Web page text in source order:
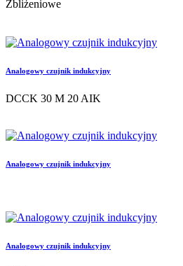
Zbliżeniowe
Analogowy czujnik indukcyjny
DCCK 30 M 20 AIK
Analogowy czujnik indukcyjny
Analogowy czujnik indukcyjny